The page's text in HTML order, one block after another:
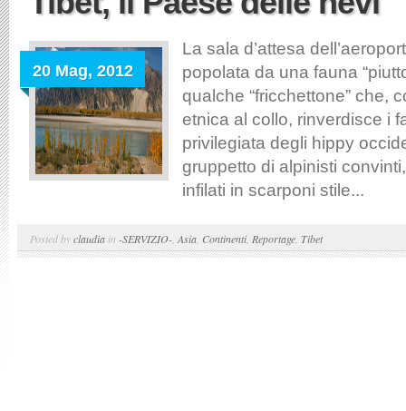
20 Mag, 2012
La sala d’attesa
popolata da una fauna
qualche “fricchettone” che,
etnica al collo, rinverdisce i
privilegiata degli hippy
gruppetto di alpinisti
infilati in scarponi stile...
Posted byclaudia in -SERVIZIO- Asia Continenti, Reportage Tibet